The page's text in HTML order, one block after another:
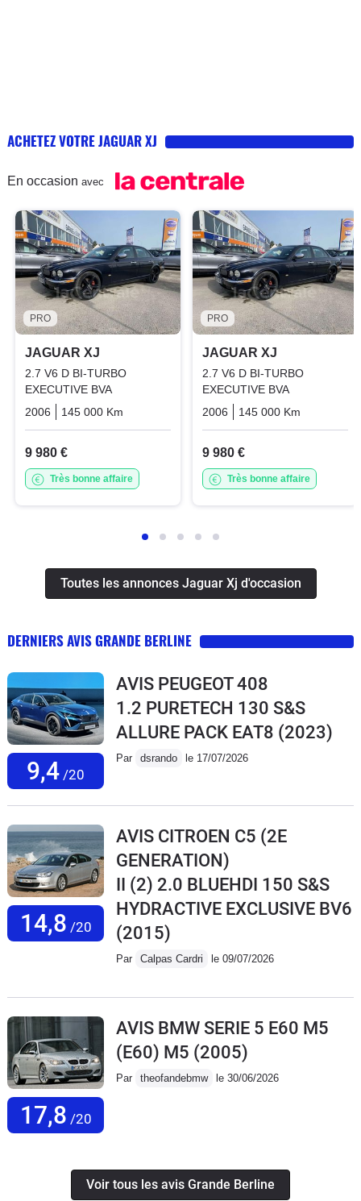
ACHETEZ VOTRE JAGUAR XJ
En occasion avec
PRO
JAGUAR XJ
2.7 V6 D BI-TURBO
EXECUTIVE BVA
2006
145 000 Km Diesel
9 980 €
Très bonne affaire
PRO
JAGUAR XJ
2.7 V6 D BI-TURBO
EXECUTIVE BVA
2006
145 000 Km
9 980 €
Très bonne affaire
Toutes les annonces Jaguar Xj d'occasion
DERNIERS AVIS GRANDE BERLINE
9,4 /20
AVIS PEUGEOT 408
1.2 PURETECH 130 S&S
ALLURE PACK EAT8 (2023)
Par dsrando le 17/07/2026
14,8 /20
AVIS CITROEN C5 (2E
GENERATION)
II (2) 2.0 BLUEHDI 150 S&S
HYDRACTIVE EXCLUSIVE BV6
(2015)
Par Calpas Cardri le 09/07/2026
17,8 /20
AVIS BMW SERIE 5 E60 M5
(E60) M5 (2005)
Par theofandebmw le 30/06/2026
Voir tous les avis Grande Berline